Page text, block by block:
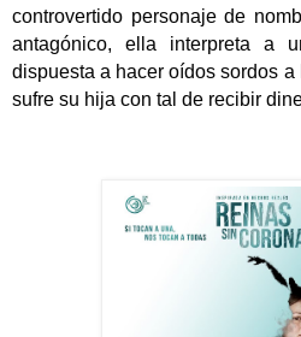
controvertido personaje de
antagónico, ella interpreta a
dispuesta a hacer oídos sordos
sufre su hija con tal de recibir